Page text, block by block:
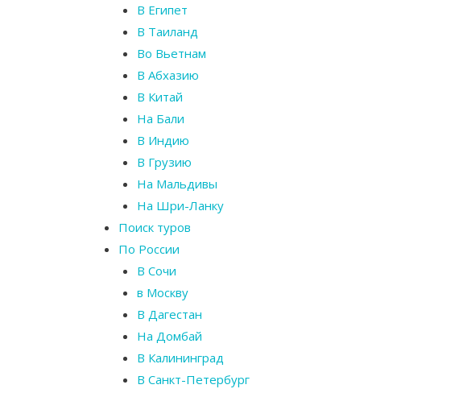
В Египет
В Таиланд
Во Вьетнам
В Абхазию
В Китай
На Бали
В Индию
В Грузию
На Мальдивы
На Шри-Ланку
Поиск туров
По России
В Сочи
в Москву
В Дагестан
На Домбай
В Калининград
В Санкт-Петербург